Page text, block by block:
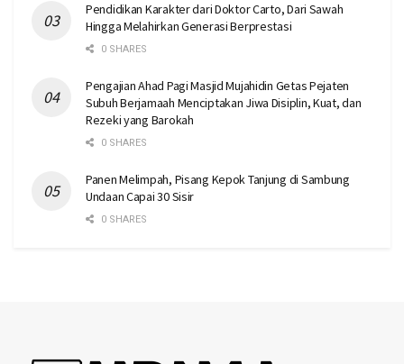
Pendidikan Karakter dari Doktor Carto, Dari Sawah
Hingga Melahirkan Generasi Berprestasi
0 SHARES
Pengajian Ahad Pagi Masjid Mujahidin Getas Pejaten
Subuh Berjamaah Menciptakan Jiwa Disiplin, Kuat, dan
Rezeki yang Barokah
0 SHARES
Panen Melimpah, Pisang Kepok Tanjung di Sambung
Undaan Capai 30 Sisir
0 SHARES